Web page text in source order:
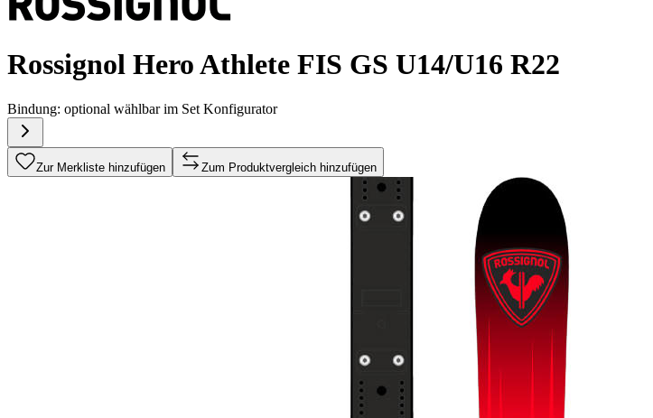
Rossignol Hero Athlete FIS GS U14/U16 R22
Bindung: optional wählbar im Set Konfigurator
Zur Merkliste hinzufügen Zum Produktvergleich hinzufügen